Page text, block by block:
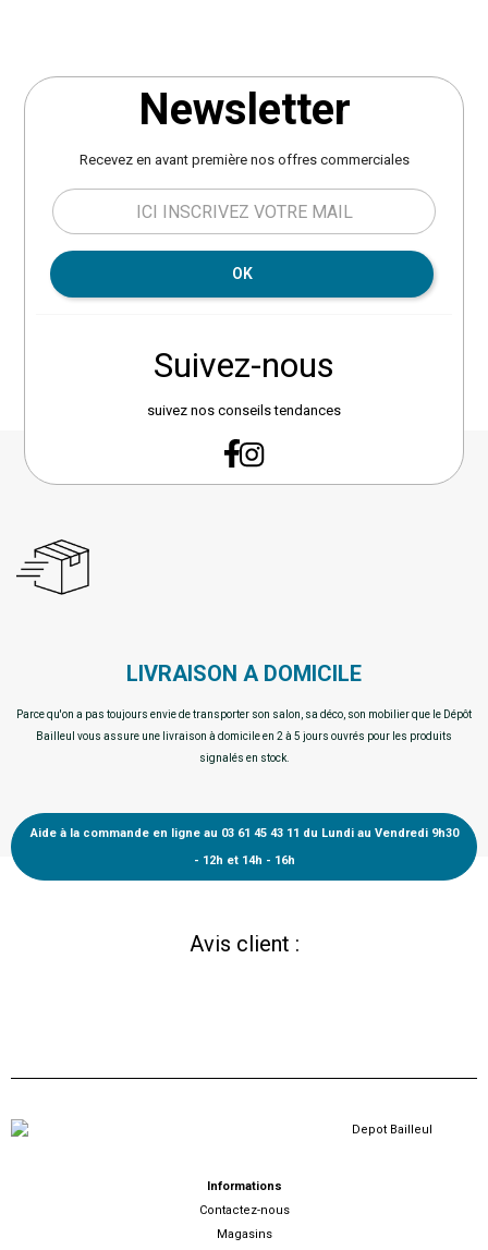
Newsletter
Recevez en avant première nos offres commerciales
OK
Suivez-nous
suivez nos conseils tendances
LIVRAISON A DOMICILE
Parce qu'on a pas toujours envie de transporter son salon, sa déco, son mobilier que le Dépôt
Bailleul vous assure une livraison à domicile en 2 à 5 jours ouvrés pour les produits
signalés en stock.
Aide à la commande en ligne au 03 61 45 43 11 du Lundi au Vendredi 9h30
- 12h et 14h - 16h
Avis client :
Informations
Contactez-nous
Magasins